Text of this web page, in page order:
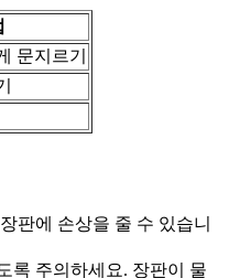
문지르기
판에 손상을 줄 수 있습니
록 주의하세요. 장판이 물